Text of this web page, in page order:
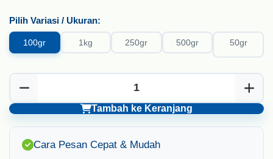
Pilih Variasi / Ukuran:
100gr 1kg 250gr 500gr 50gr
Tambah ke Keranjang
Cara Pesan Cepat & Mudah